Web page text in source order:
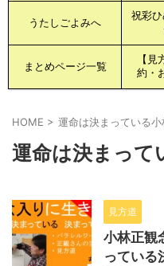
うたしごよみへ
祝彩
まとめページ一覧
【
約・
HOME > 運命は決まっている小
運命は決まって
見方道
小林正観
ってい